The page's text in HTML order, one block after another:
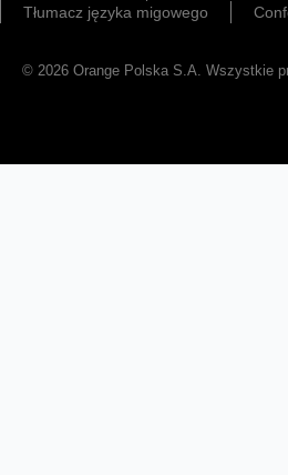
Tłumacz języka migowego
© 2026 Orange Polska S.A. Wszystkie